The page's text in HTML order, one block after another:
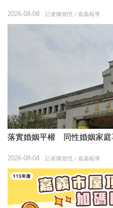
記者陳致愷／嘉義報導
2026-08-08
落實婚姻平權 同性婚姻家庭
記者陳致愷／嘉義報導
2026-08-04